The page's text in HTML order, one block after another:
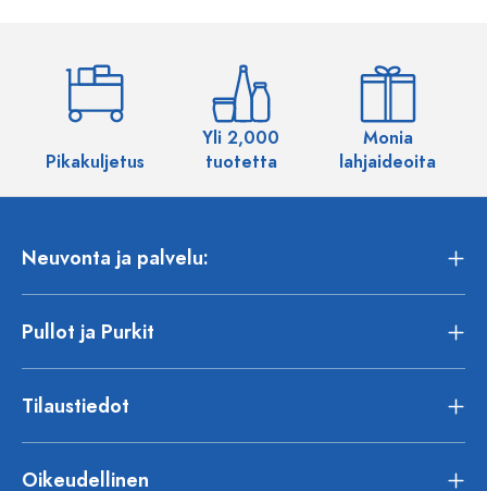
Pikakuljetus
Yli 2,000
tuotetta
Monia
lahjaideoita
Neuvonta ja palvelu:
Pullot ja Purkit
Tilaustiedot
Oikeudellinen